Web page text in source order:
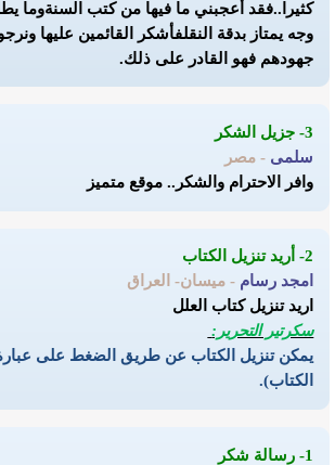
كثيرا..فقد أعجبني ما فيها من كتب السنةوما
وجه يمتاز بدقة النقلفأشكر القائمين عليها
جهودهم فهو القادر على ذلك.
3- جزيل الشكر
سلمى - مصر
وافر الاحترام والشكر.. موقع متميز
2- أريد تنزيل الكتاب
امجد رسام - ميسان- العراق
اريد تنزيل كتاب العلل
سكرتير التحرير:
يمكن تنزيل الكتاب عن طريق الضغط على
الكتاب).
1- رسالة شكر